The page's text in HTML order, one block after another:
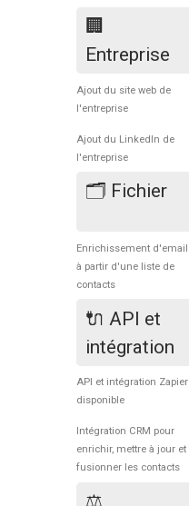
🏢
Entreprise
Ajout du site web de
l'entreprise
Ajout du LinkedIn de
l'entreprise
🗂 Fichier
Enrichissement d'email
à partir d'une liste de
contacts
🔌 API et
intégration
API et intégration Zapier
disponible
Intégration CRM pour
enrichir, mettre à jour et
fusionner les contacts